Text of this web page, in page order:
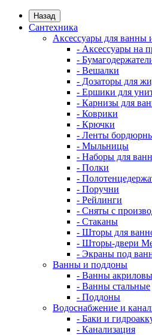
Назад
Сантехника
Аксессуары для ванны
- Аксессуары на
-
- Вешалки
- Дозаторы для
- Ершики для
- Карнизы для
- Коврики
- Крючки
- Ленты
- Мыльницы
- Наборы для
- Полки
-
- Поручни
- Рейлинги
- Сняты с
- Стаканы
- Шторы для
- Шторы-двери
- Экраны под
Ванны и поддоны
- Ванны
- Ванны стальные
- Поддоны
Водоснабжение и
- Баки и
- Канализация